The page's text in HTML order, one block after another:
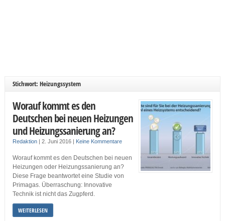
Stichwort: Heizungssystem
Worauf kommt es den
Deutschen bei neuen Heizungen
und Heizungssanierung an?
Redaktion| 2. Juni 2016 | Keine Kommentare
Worauf kommt es den Deutschen bei neuen
Heizungen oder Heizungssanierung an?
Diese Frage beantwortet eine Studie von
Primagas. Überraschung: Innovative
Technik ist nicht das Zugpferd.
WEITERLESEN